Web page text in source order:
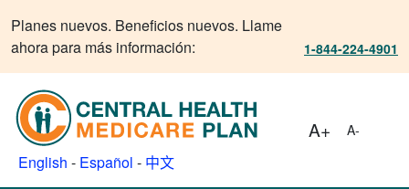
Planes nuevos. Beneficios nuevos. Llame
ahora para más información:
1-844-224-4901
English - Español - 中文
A+ A-